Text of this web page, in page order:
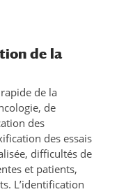
de la
de la
de
des
des essais
difficultés de
et patients,
L’identification